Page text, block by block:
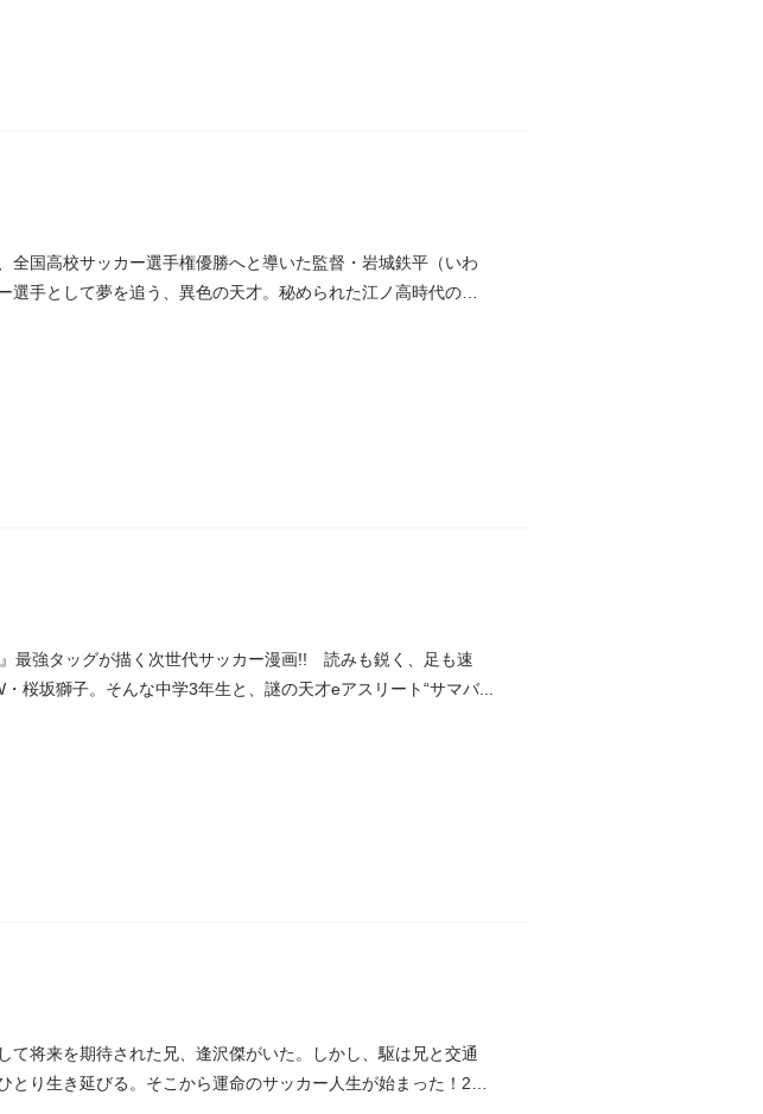
全国高校サッカー選手権優勝へと導いた監督・岩城鉄平（いわ
手として夢を追う、異色の天才。秘められた江ノ高時代の原
強タッグが描く次世代サッカー漫画!! 読みも鋭く、足も速
桜坂獅子。そんな中学3年生と、謎の天才eアスリート“サマバ...
将来を期待された兄、逢沢傑がいた。しかし、駆は兄と交通
り生き延びる。そこから運命のサッカー人生が始まった！200